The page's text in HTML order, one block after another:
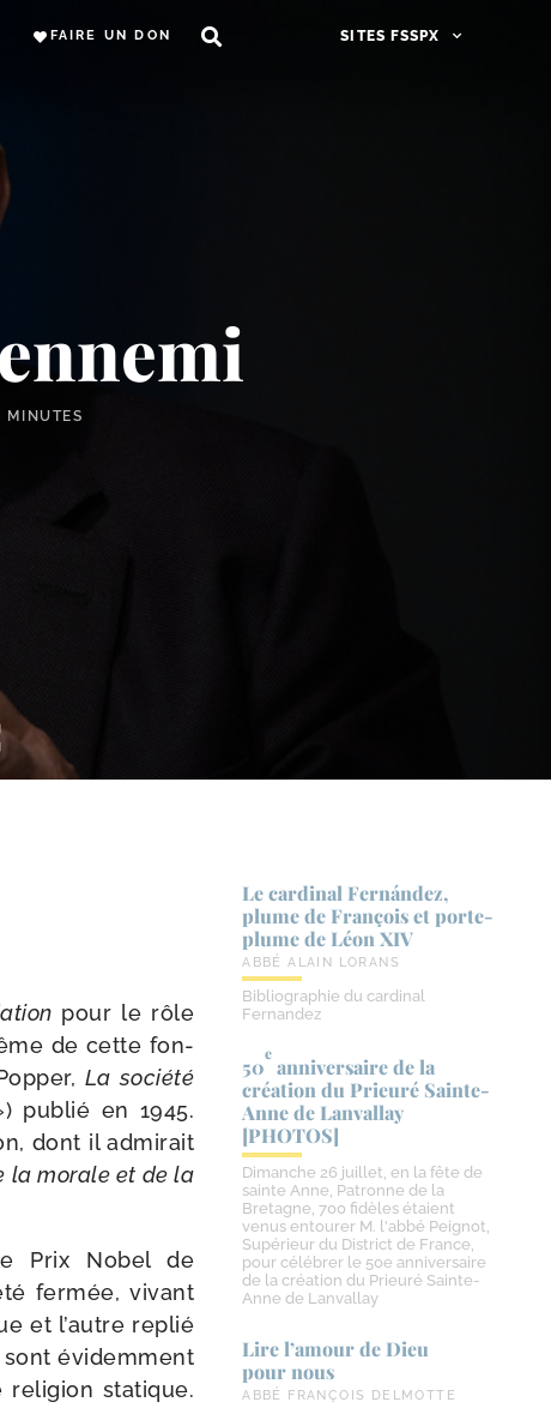
FAIRE UN DON SITES FSSPX
MINUTES
pour le rôle
de cette fon­
La socié­té
publié en 1945.
dont il admi­rait
la morale et de la
Prix Nobel de
fer­mée, vivant
et l’autre replié
évi­dem­ment
sta­tique.
Le cardinal Fernández,
plume de François et porte-​
plume de Léon XIV
ABBÉ ALAIN LORANS
Bibliographie du cardinal
Fernandez
50
e
anniversaire de la
création du Prieuré Sainte-​
Anne de Lanvallay
[PHOTOS]
Dimanche 26 juillet, en la fête de
sainte Anne, Patronne de la
Bretagne, 700 fidèles étaient
venus entourer M. l'abbé Peignot,
Supérieur du District de France,
pour célébrer le 50e anniversaire
de la création du Prieuré Sainte-
Anne de Lanvallay
Lire l’amour de Dieu
pour nous
ABBÉ FRANÇOIS DELMOTTE